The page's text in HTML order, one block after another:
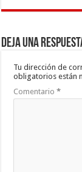
Deja una
Tu dirección de
obligatorios están
Comentario*